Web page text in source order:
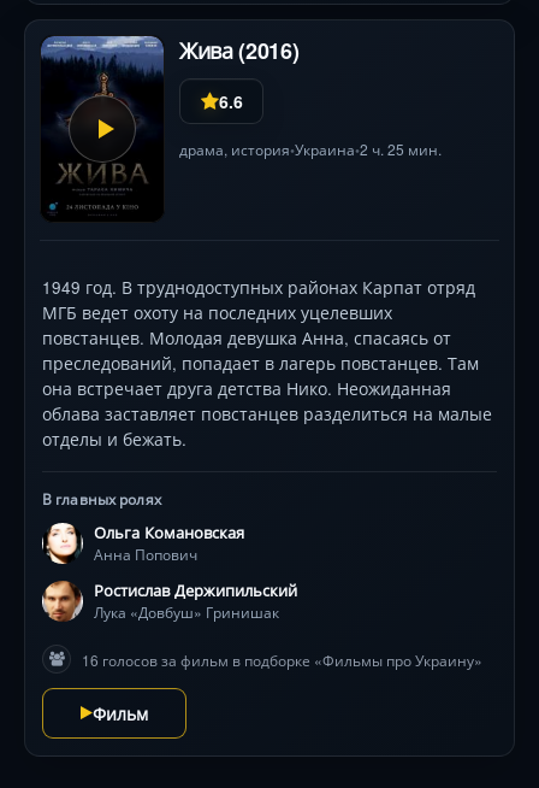
Жива (2016)
6.6
драма, история•Украина•2 ч. 25 мин.
1949 год. В труднодоступных районах Карпат отряд
МГБ ведет охоту на последних уцелевших
повстанцев. Молодая девушка Анна, спасаясь от
преследований, попадает в лагерь повстанцев. Там
она встречает друга детства Нико. Неожиданная
облава заставляет повстанцев разделиться на малые
отделы и бежать.
В главных ролях
Ольга Комановская
Анна Попович
Ростислав Держипильский
Лука «Довбуш» Гринишак
16 голосов за фильм в подборке «Фильмы про Украину»
Фильм